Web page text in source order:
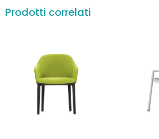
Prodotti correlati